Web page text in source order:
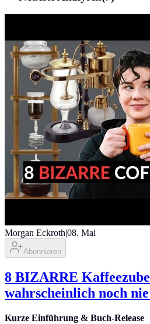
Morgan Eckroth|08. Mai
Abonnieren
8 BIZARRE
wahrscheinlich noch nie
Kurze Einführung & Buch-Release